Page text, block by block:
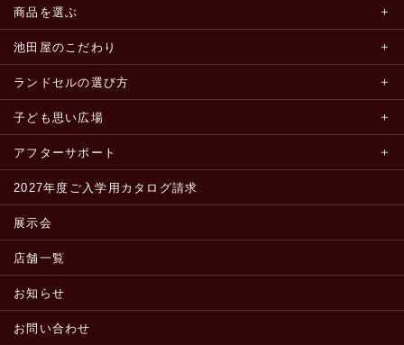
商品を選ぶ
池田屋のこだわり
ランドセルの選び方
子ども思い広場
アフターサポート
2027年度ご入学用カタログ請求
展示会
店舗一覧
お知らせ
お問い合わせ